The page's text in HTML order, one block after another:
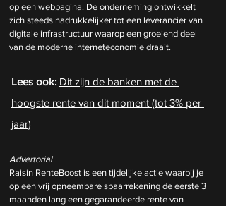
op een webpagina. De onderneming ontwikkelt
zich steeds nadrukkelijker tot een leverancier van
digitale infrastructuur waarop een groeiend deel
van de moderne interneteconomie draait.
Lees ook: Dit zijn de banken met de
hoogste rente van dit moment (tot 3% per
jaar)
Advertorial
Raisin RenteBoost is een tijdelijke actie waarbij je
op een vrij opneembare spaarrekening de eerste 3
maanden lang een gegarandeerde rente van